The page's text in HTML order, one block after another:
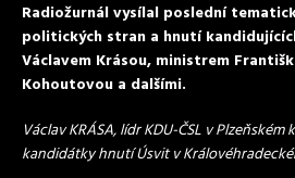
Radiožurnál vysílal poslední
politických stran a hnutí
Václavem Krásou, ministrem
Kohoutovou a dalšími.
Václav KRÁSA, lídr KDU-ČSL v
kandidátky hnutí Úsvit v